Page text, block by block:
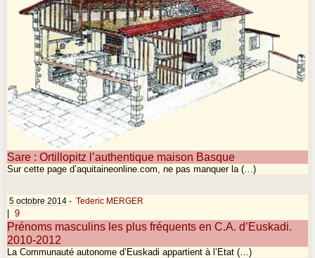
Sare : Ortillopitz l’authentique maison Basque
Sur cette page d’aquitaineonline.com, ne pas manquer la (…)
5 octobre 2014 - Tederic MERGER
| 9
Prénoms masculins les plus fréquents en C.A. d’Euskadi.
2010-2012
La Communauté autonome d’Euskadi appartient à l’Etat (…)